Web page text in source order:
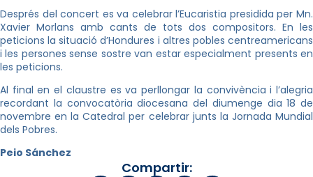
Després del concert es va celebrar l’Eucaristia presidida per Mn.
Xavier Morlans amb cants de tots dos compositors. En les
peticions la situació d’Hondures i altres pobles centreamericans
i les persones sense sostre van estar especialment presents en
les peticions.
Al final en el claustre es va perllongar la convivència i l’alegria
recordant la convocatòria diocesana del diumenge dia 18 de
novembre en la Catedral per celebrar junts la Jornada Mundial
dels Pobres.
Peio Sánchez
Compartir: